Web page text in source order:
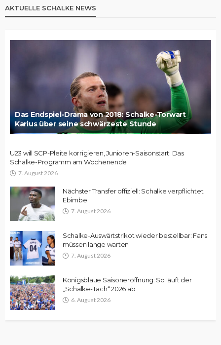
AKTUELLE SCHALKE NEWS
Das Endspiel-Drama von 2018: Schalke-Torwart
Karius über seine schwärzeste Stunde
U23 will SCP-Pleite korrigieren, Junioren-Saisonstart: Das
Schalke-Programm am Wochenende
7. August 2026
Nächster Transfer offiziell: Schalke verpflichtet
Ebimbe
7. August 2026
Schalke-Auswärtstrikot wieder bestellbar: Fans
müssen lange warten
7. August 2026
Königsblaue Saisoneröffnung: So läuft der
„Schalke-Tach“ 2026 ab
6. August 2026